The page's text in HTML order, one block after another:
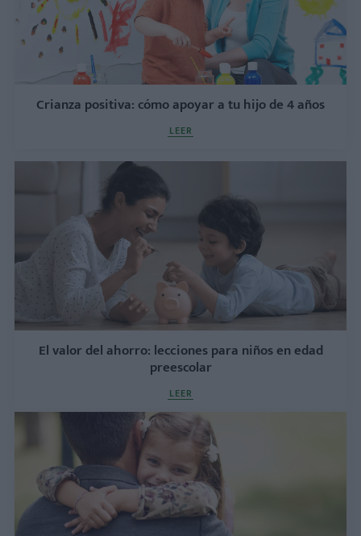
Crianza positiva: cómo apoyar a tu hijo de 4 años
LEER
El valor del ahorro: lecciones para niños en edad
preescolar
LEER